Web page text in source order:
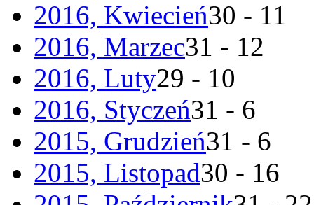
2016, Kwiecień30 - 11
2016, Marzec31 - 12
2016, Luty29 - 10
2016, Styczeń31 - 6
2015, Grudzień31 - 6
2015, Listopad30 - 16